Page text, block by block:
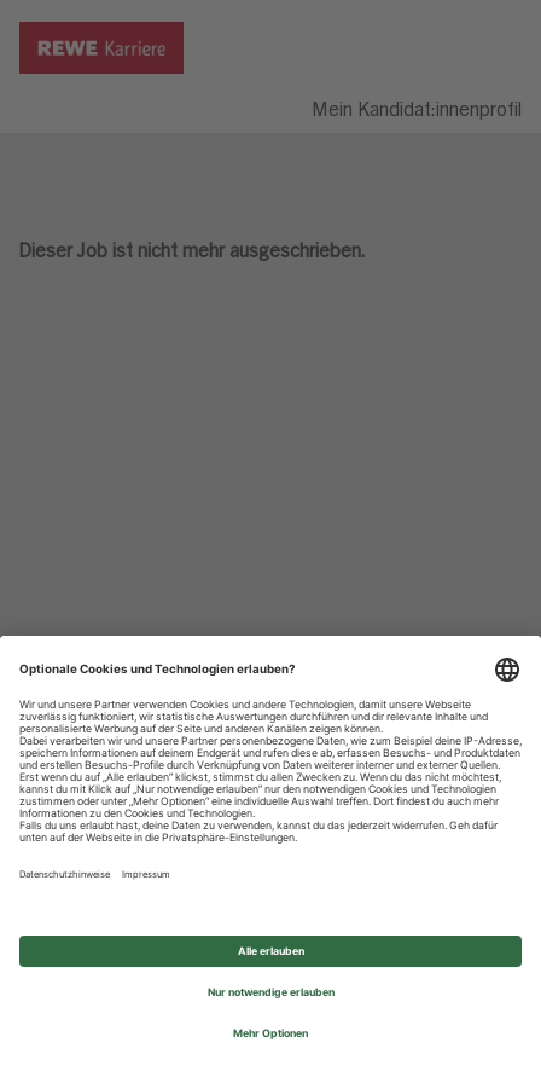
Mein Kandidat:innenprofil
Dieser Job ist nicht mehr ausgeschrieben.
Datenschutzhinweise
Impressum
Privatsphäre-Einstellungen
© 2026 REWE Group - All rights reserved